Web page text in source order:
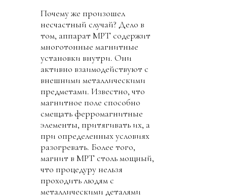
Почему же произошел
несчастный случай? Дело в
том, аппарат МРТ содержит
многотонные магнитные
установки внутри. Они
активно взаимодействуют с
внешними металлическими
предметами. Известно, что
магнитное поле способно
смещать ферромагнитные
элементы, притягивать их, а
при определенных условиях
разогревать. Более того,
магнит в МРТ столь мощный,
что процедуру нельзя
проходить людям с
металлическими деталями